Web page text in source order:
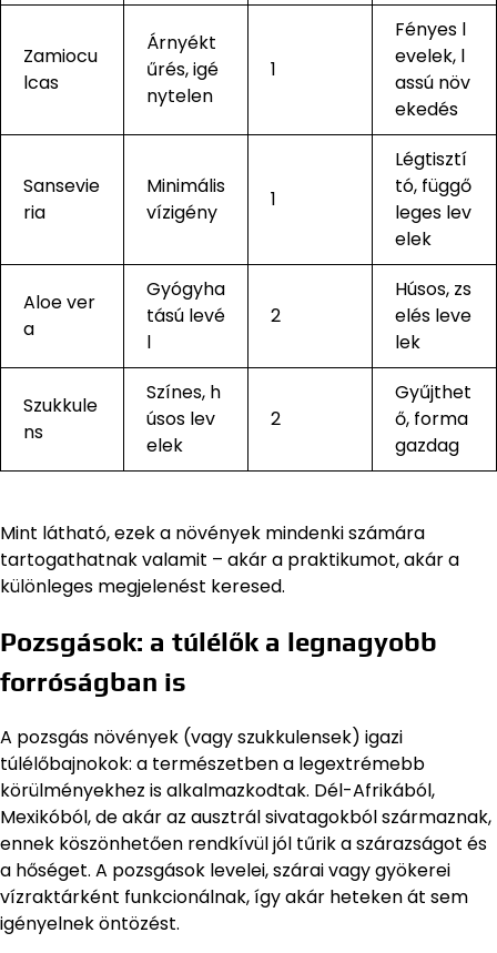
Zamiocu
lcas
Árnyékt
űrés, igé
nytelen
1
Fényes l
evelek, l
assú növ
ekedés
Sansevie
ria
Minimális
vízigény
1
Légtisztí
tó, függő
leges lev
elek
Aloe ver
a
Gyógyha
tású levé
l
2
Húsos, zs
elés leve
lek
Szukkule
ns
Színes, h
úsos lev
elek
2
Gyűjthet
ő, forma
gazdag
Mint látható, ezek a növények mindenki számára
tartogathatnak valamit – akár a praktikumot, akár a
különleges megjelenést keresed.
Pozsgások: a túlélők a legnagyobb
forróságban is
A pozsgás növények (vagy szukkulensek) igazi
túlélőbajnokok: a természetben a legextrémebb
körülményekhez is alkalmazkodtak. Dél-Afrikából,
Mexikóból, de akár az ausztrál sivatagokból származnak,
ennek köszönhetően rendkívül jól tűrik a szárazságot és
a hőséget. A pozsgások levelei, szárai vagy gyökerei
vízraktárként funkcionálnak, így akár heteken át sem
igényelnek öntözést.